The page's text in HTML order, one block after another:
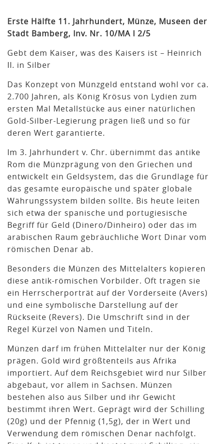
Erste Hälfte 11. Jahrhundert, Münze, Museen der
Stadt Bamberg, Inv. Nr. 10/MA I 2/5
Gebt dem Kaiser, was des Kaisers ist – Heinrich
II. in Silber
Das Konzept von Münzgeld entstand wohl vor ca.
2.700 Jahren, als König Krösus von Lydien zum
ersten Mal Metallstücke aus einer natürlichen
Gold-Silber-Legierung prägen ließ und so für
deren Wert garantierte.
Im 3. Jahrhundert v. Chr. übernimmt das antike
Rom die Münzprägung von den Griechen und
entwickelt ein Geldsystem, das die Grundlage für
das gesamte europäische und später globale
Währungssystem bilden sollte. Bis heute leiten
sich etwa der spanische und portugiesische
Begriff für Geld (Dinero/Dinheiro) oder das im
arabischen Raum gebräuchliche Wort Dinar vom
römischen Denar ab.
Besonders die Münzen des Mittelalters kopieren
diese antik-römischen Vorbilder. Oft tragen sie
ein Herrscherporträt auf der Vorderseite (Avers)
und eine symbolische Darstellung auf der
Rückseite (Revers). Die Umschrift sind in der
Regel Kürzel von Namen und Titeln.
Münzen darf im frühen Mittelalter nur der König
prägen. Gold wird größtenteils aus Afrika
importiert. Auf dem Reichsgebiet wird nur Silber
abgebaut, vor allem in Sachsen. Münzen
bestehen also aus Silber und ihr Gewicht
bestimmt ihren Wert. Geprägt wird der Schilling
(20g) und der Pfennig (1,5g), der in Wert und
Verwendung dem römischen Denar nachfolgt.